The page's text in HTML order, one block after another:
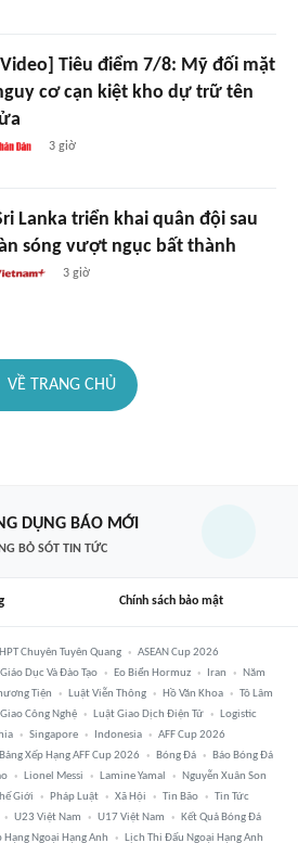
Tiêu điểm 7/8: Mỹ đối mặt
cơ cạn kiệt kho dự trữ tên
3 giờ
Lanka triển khai quân đội sau
sóng vượt ngục bất thành
3 giờ
VỀ TRANG CHỦ
DỤNG BÁO MỚI
BỎ SÓT TIN TỨC
Chính sách bảo mật
Chuyên Tuyên Quang
ASEAN Cup 2026
Dục Và Đào Tạo Eo Biển Hormuz Iran
Năm
Tiện Luật Viễn Thông Hồ Văn Khoa
Tô Lâm
Công Nghệ Luật Giao Dịch Điện Tử
Logistic
Singapore Indonesia
AFF Cup 2026
Bảng Xếp Hạng AFF Cup 2026 Bóng Đá
Báo Bóng Đá
Lionel Messi Lamine Yamal
Nguyễn Xuân Son
Giới Pháp Luật Xã Hội Tin Bão
Tin Tức
U23 Việt Nam U17 Việt Nam
Kết Quả Bóng Đá
Hạng Ngoại Hạng Anh Lịch Thi Đấu Ngoại Hạng Anh